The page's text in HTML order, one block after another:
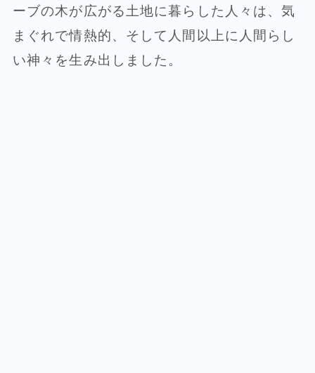
ーブの木が広がる土地に暮らした人々は、気
まぐれで情熱的、そして人間以上に人間らし
い神々を生み出しました。